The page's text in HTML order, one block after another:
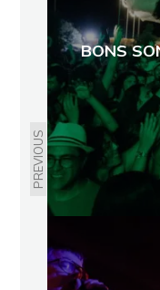
PREVIOUS
BONS